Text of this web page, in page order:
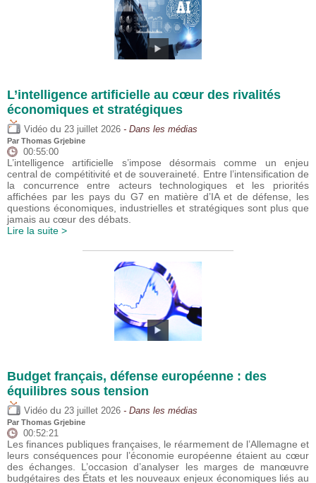
L’intelligence artificielle au cœur des rivalités
économiques et stratégiques
Vidéo du 23 juillet 2026 - Dans les médias
Par Thomas Grjebine
00:55:00
L’intelligence artificielle s’impose désormais comme un enjeu
central de compétitivité et de souveraineté. Entre l’intensification de
la concurrence entre acteurs technologiques et les priorités
affichées par les pays du G7 en matière d’IA et de défense, les
questions économiques, industrielles et stratégiques sont plus que
jamais au cœur des débats.
Lire la suite >
Budget français, défense européenne : des
équilibres sous tension
Vidéo du 23 juillet 2026 - Dans les médias
Par Thomas Grjebine
00:52:21
Les finances publiques françaises, le réarmement de l’Allemagne et
leurs conséquences pour l’économie européenne étaient au cœur
des échanges. L’occasion d’analyser les marges de manœuvre
budgétaires des États et les nouveaux enjeux économiques liés au